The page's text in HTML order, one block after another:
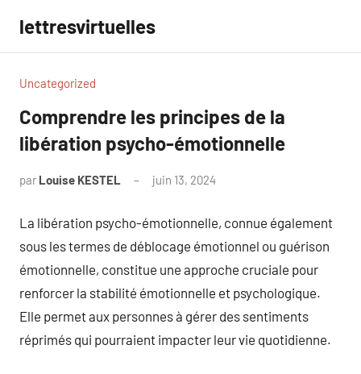
contenu
lettresvirtuelles
Uncategorized
Comprendre les principes de la
libération psycho-émotionnelle
par Louise KESTEL juin 13, 2024
La libération psycho-émotionnelle, connue également
sous les termes de déblocage émotionnel ou guérison
émotionnelle, constitue une approche cruciale pour
renforcer la stabilité émotionnelle et psychologique.
Elle permet aux personnes à gérer des sentiments
réprimés qui pourraient impacter leur vie quotidienne.